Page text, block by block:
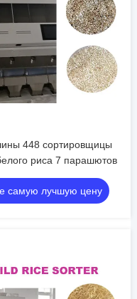
448 сортировщицы
риса 7 парашютов
самую лучшую цену